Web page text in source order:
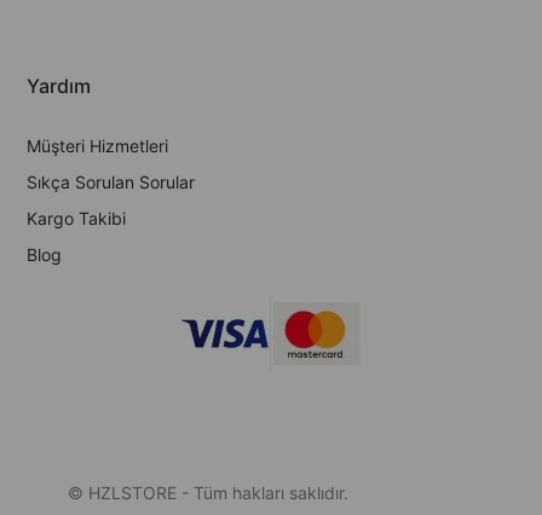
Yardım
Müşteri Hizmetleri
Sıkça Sorulan Sorular
Kargo Takibi
Blog
© HZLSTORE - Tüm hakları saklıdır.